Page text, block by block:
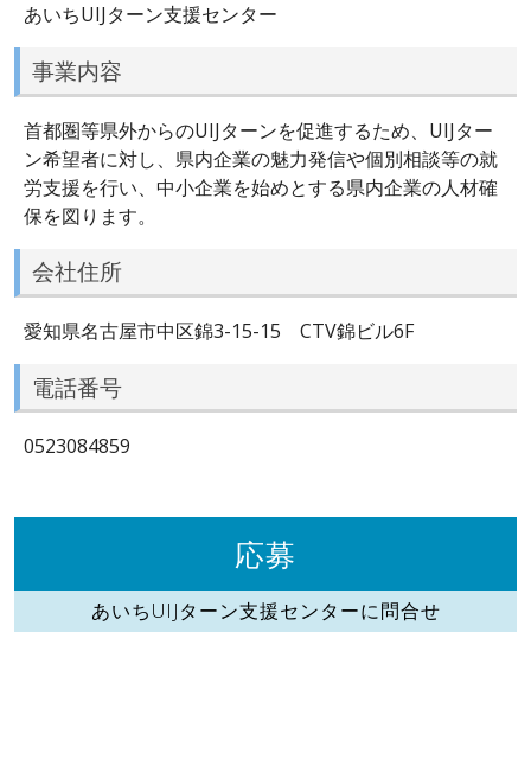
あいちUIJターン支援センター
事業内容
首都圏等県外からのUIJターンを促進するため、UIJター
ン希望者に対し、県内企業の魅力発信や個別相談等の就
労支援を行い、中小企業を始めとする県内企業の人材確
保を図ります。
会社住所
愛知県名古屋市中区錦3-15-15 CTV錦ビル6F
電話番号
0523084859
応募
あいちUIJターン支援センターに問合せ